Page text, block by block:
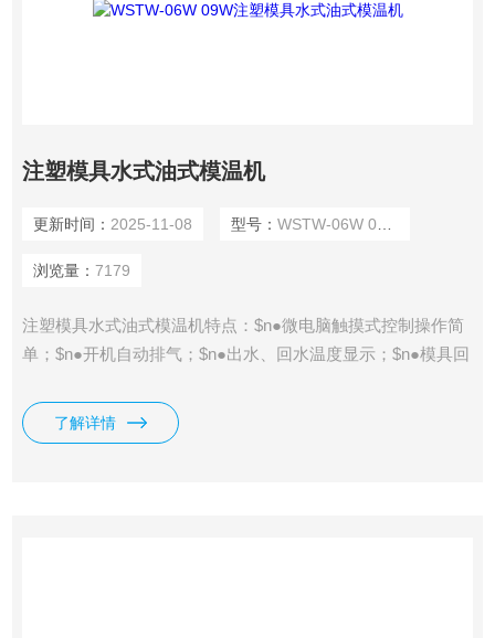
注塑模具水式油式模温机
更新时间： 2025-11-08 型号： WSTW-06W 09W
浏览量： 7179
注塑模具水式油式模温机特点：$n●微电脑触摸式控制操作简
单；$n●开机自动排气；$n●出水、回水温度显示；$n●模具回
障显示，维修不用专业人员。
了解详情